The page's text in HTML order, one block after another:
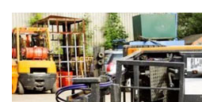
도 있습니다. 2. 지게차 배터리에 물
엇입니까? 지게차 배터리에 물을 추
지 관리 및 성능 유지...